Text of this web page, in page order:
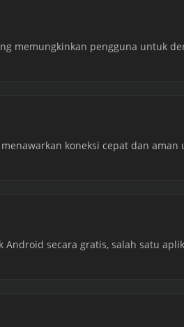
memungkinkan pengguna untuk
koneksi cepat dan aman
Android secara gratis, salah satu